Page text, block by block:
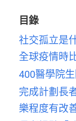
目錄
社交孤立是
全球疫情時
400醫學院
完成計劃長
樂程度有改